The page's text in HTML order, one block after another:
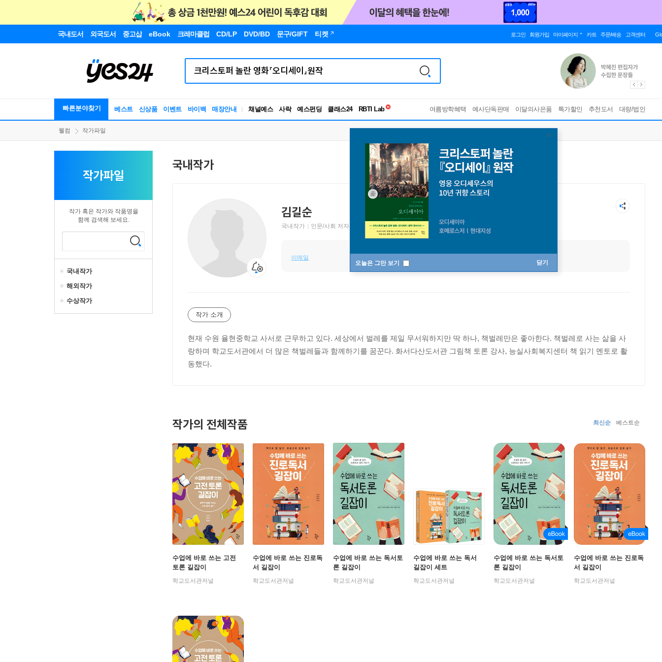
국내도서 외국도서 중고샵 eBook 크레마클럽 CD/LP DVD/BD 문구/GIFT 티켓 로그인 회원가입 마이페이지 카트 주문/배송 고객센터
빠른분야찾기 베스트 신상품 이벤트 바이백 매장안내 채널예스 사락 예스펀딩 클래스24
RBTI Lab
독서유형검사
여름방학혜택 예사단독판매 이달의사은품 특가할인 추천도서 대량/법인
오늘은 그만 보기 닫기
웰컴 작가파일
작가파일
작가 혹은 작가와 작품명을
함께 검색해 보세요.
국내작가
해외작가
수상작가
국내작가
김길순
국내작가 인문/사회 저자
이메일
작가 소개
현재 수원 율현중학교 사서로 근무하고 있다. 세상에서 벌레를 제일 무서워하지만 딱 하나, 책벌레만은 좋아한다. 책벌레로 사는 삶을 사
랑하며 학교도서관에서 더 많은 책벌레들과 함께하기를 꿈꾼다. 화서다산도서관 그림책 토론 강사, 능실사회복지센터 책 읽기 멘토로 활
동했다.
작가의 전체작품 최신순 베스트순
수업에 바로 쓰는 고전
토론 길잡이
학교도서관저널
수업에 바로 쓰는 진로독
서 길잡이
학교도서관저널
수업에 바로 쓰는 독서토
론 길잡이
학교도서관저널
수업에 바로 쓰는 독서
길잡이 세트
학교도서관저널
수업에 바로 쓰는 독서토
론 길잡이
학교도서관저널
수업에 바로 쓰는 진로독
서 길잡이
학교도서관저널